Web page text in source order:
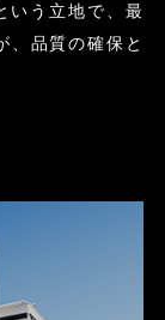
いう立地で、最
、品質の確保と